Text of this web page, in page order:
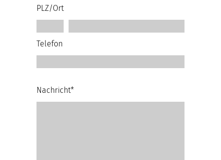
PLZ/Ort
Telefon
Nachricht*